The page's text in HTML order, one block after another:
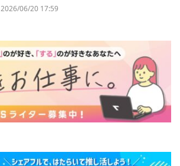
2026/06/20 17:59